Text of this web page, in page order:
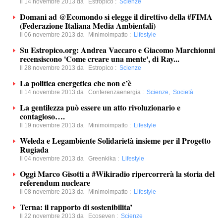
Il 14 novembre 2013 da Estropico : Scienze
Domani ad @Ecomondo si elegge il direttivo della #FIMA
(Federazione Italiana Media Ambientali)
Il 06 novembre 2013 da Minimoimpatto : Lifestyle
Su Estropico.org: Andrea Vaccaro e Giacomo Marchionni
recensiscono 'Come creare una mente', di Ray...
Il 28 novembre 2013 da Estropico : Scienze
La politica energetica che non c’è
Il 14 novembre 2013 da Conferenzaenergia : Scienze, Società
La gentilezza può essere un atto rivoluzionario e
contagioso….
Il 19 novembre 2013 da Minimoimpatto : Lifestyle
Weleda e Legambiente Solidarietà insieme per il Progetto
Rugiada
Il 04 novembre 2013 da Greenkika : Lifestyle
Oggi Marco Gisotti a #Wikiradio ripercorrerà la storia del
referendum nucleare
Il 08 novembre 2013 da Minimoimpatto : Lifestyle
Terna: il rapporto di sostenibilita’
Il 22 novembre 2013 da Ecoseven : Scienze